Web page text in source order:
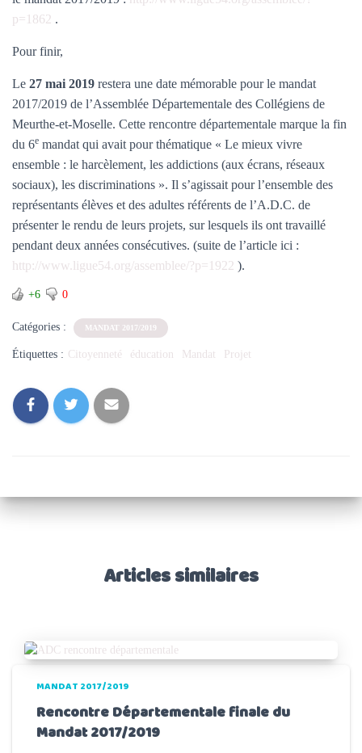
p=1862 .
Pour finir,
Le 27 mai 2019 restera une date mémorable pour le mandat
2017/2019 de l’Assemblée Départementale des Collégiens de
Meurthe-et-Moselle. Cette rencontre départementale marque la fin
du 6e mandat qui avait pour thématique « Le mieux vivre
ensemble : le harcèlement, les addictions (aux écrans, réseaux
sociaux), les discriminations ». Il s’agissait pour l’ensemble des
représentants élèves et des adultes référents de l’A.D.C. de
présenter le rendu de leurs projets, sur lesquels ils ont travaillé
pendant deux années consécutives. (suite de l’article ici :
http://www.ligue54.org/assemblee/?p=1922 ).
+6 0
Catégories : MANDAT 2017/2019
Étiquettes : Citoyenneté éducation Mandat Projet
Articles similaires
MANDAT 2017/2019
Rencontre Départementale finale du
Mandat 2017/2019